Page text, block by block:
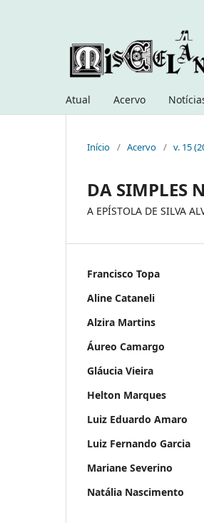
Atual Acervo
Início / Acervo / v. 15
DA SIMPLES
A EPÍSTOLA DE SILVA
Francisco Topa
Aline Cataneli
Alzira Martins
Áureo Camargo
Gláucia Vieira
Helton Marques
Luiz Eduardo Amaro
Luiz Fernando Garcia
Mariane Severino
Natália Nascimento